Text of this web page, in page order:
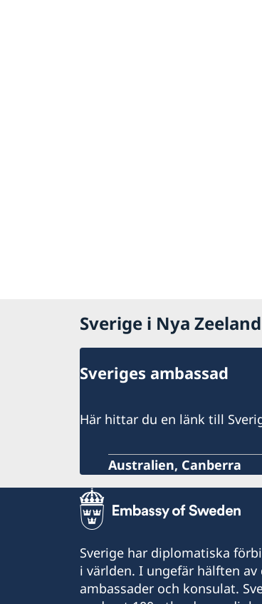
Sverige i Nya Zeeland
Sveriges ambassad
Här hittar du en länk till
Australien, Canberra
Sverige har diplomatiska
i världen. I ungefär hälften av
ambassader och konsulat.